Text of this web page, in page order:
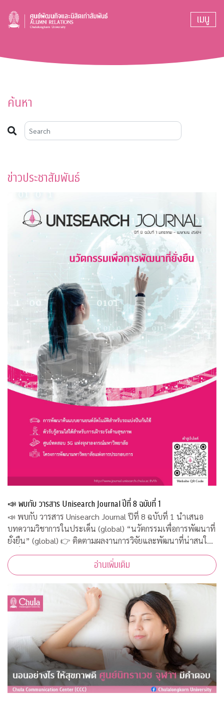
เมนู
ค้นหา
ข่าวประชาสัมพันธ์
📣 พบกับ วารสาร Unisearch Journal ปีที่ 8 ฉบับที่ 1
📣 พบกับ วารสาร Unisearch Journal ปีที่ 8 ฉบับที่ 1 นำเสนอ
บทความวิชาการในประเด็น (global) “นวัตกรรมเพื่อการพัฒนาที่
ยั่งยืน” (global) 👉 ติดตามผลงานการวิจัยและพัฒนาที่น่าสนใจ
ได้ที่ http://www.journal.unisearch.chula.ac.th/th
อ่านเพิ่มเติม